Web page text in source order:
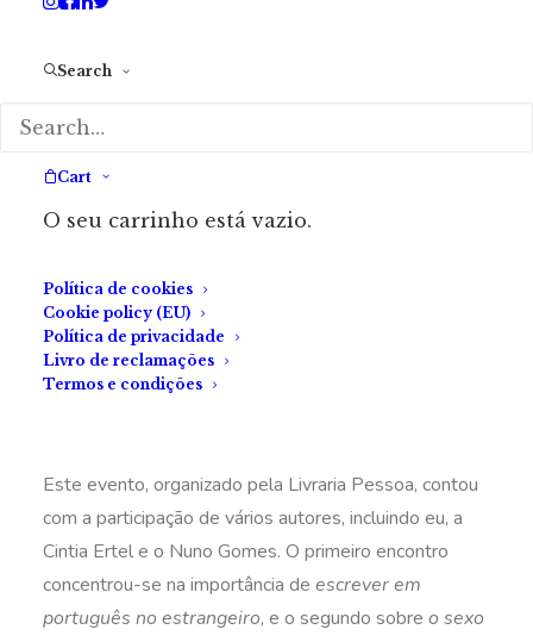
Search
Cart
O seu carrinho está vazio.
Política de cookies
Cookie policy (EU)
Política de privacidade
Livro de reclamações
Termos e condições
Este evento, organizado pela Livraria Pessoa, contou
com a participação de vários autores, incluindo eu, a
Cintia Ertel e o Nuno Gomes. O primeiro encontro
concentrou-se na importância de escrever em
português no estrangeiro, e o segundo sobre o sexo